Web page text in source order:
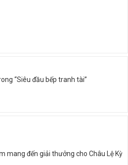
“Siêu đầu bếp tranh tài”
mang đến giải thưởng cho Châu Lệ Kỳ